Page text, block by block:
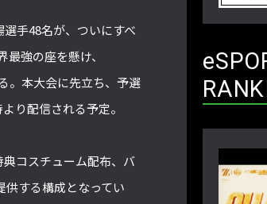
選手48名が、ついにすべ
最強の座を懸け、
。本大会に先立ち、予選
り配信される予定。
コスチューム配布、バ
供する構成となってい
ロ格闘ゲーマーのゲンバから！ 第48
回】
い！ チー
バから！